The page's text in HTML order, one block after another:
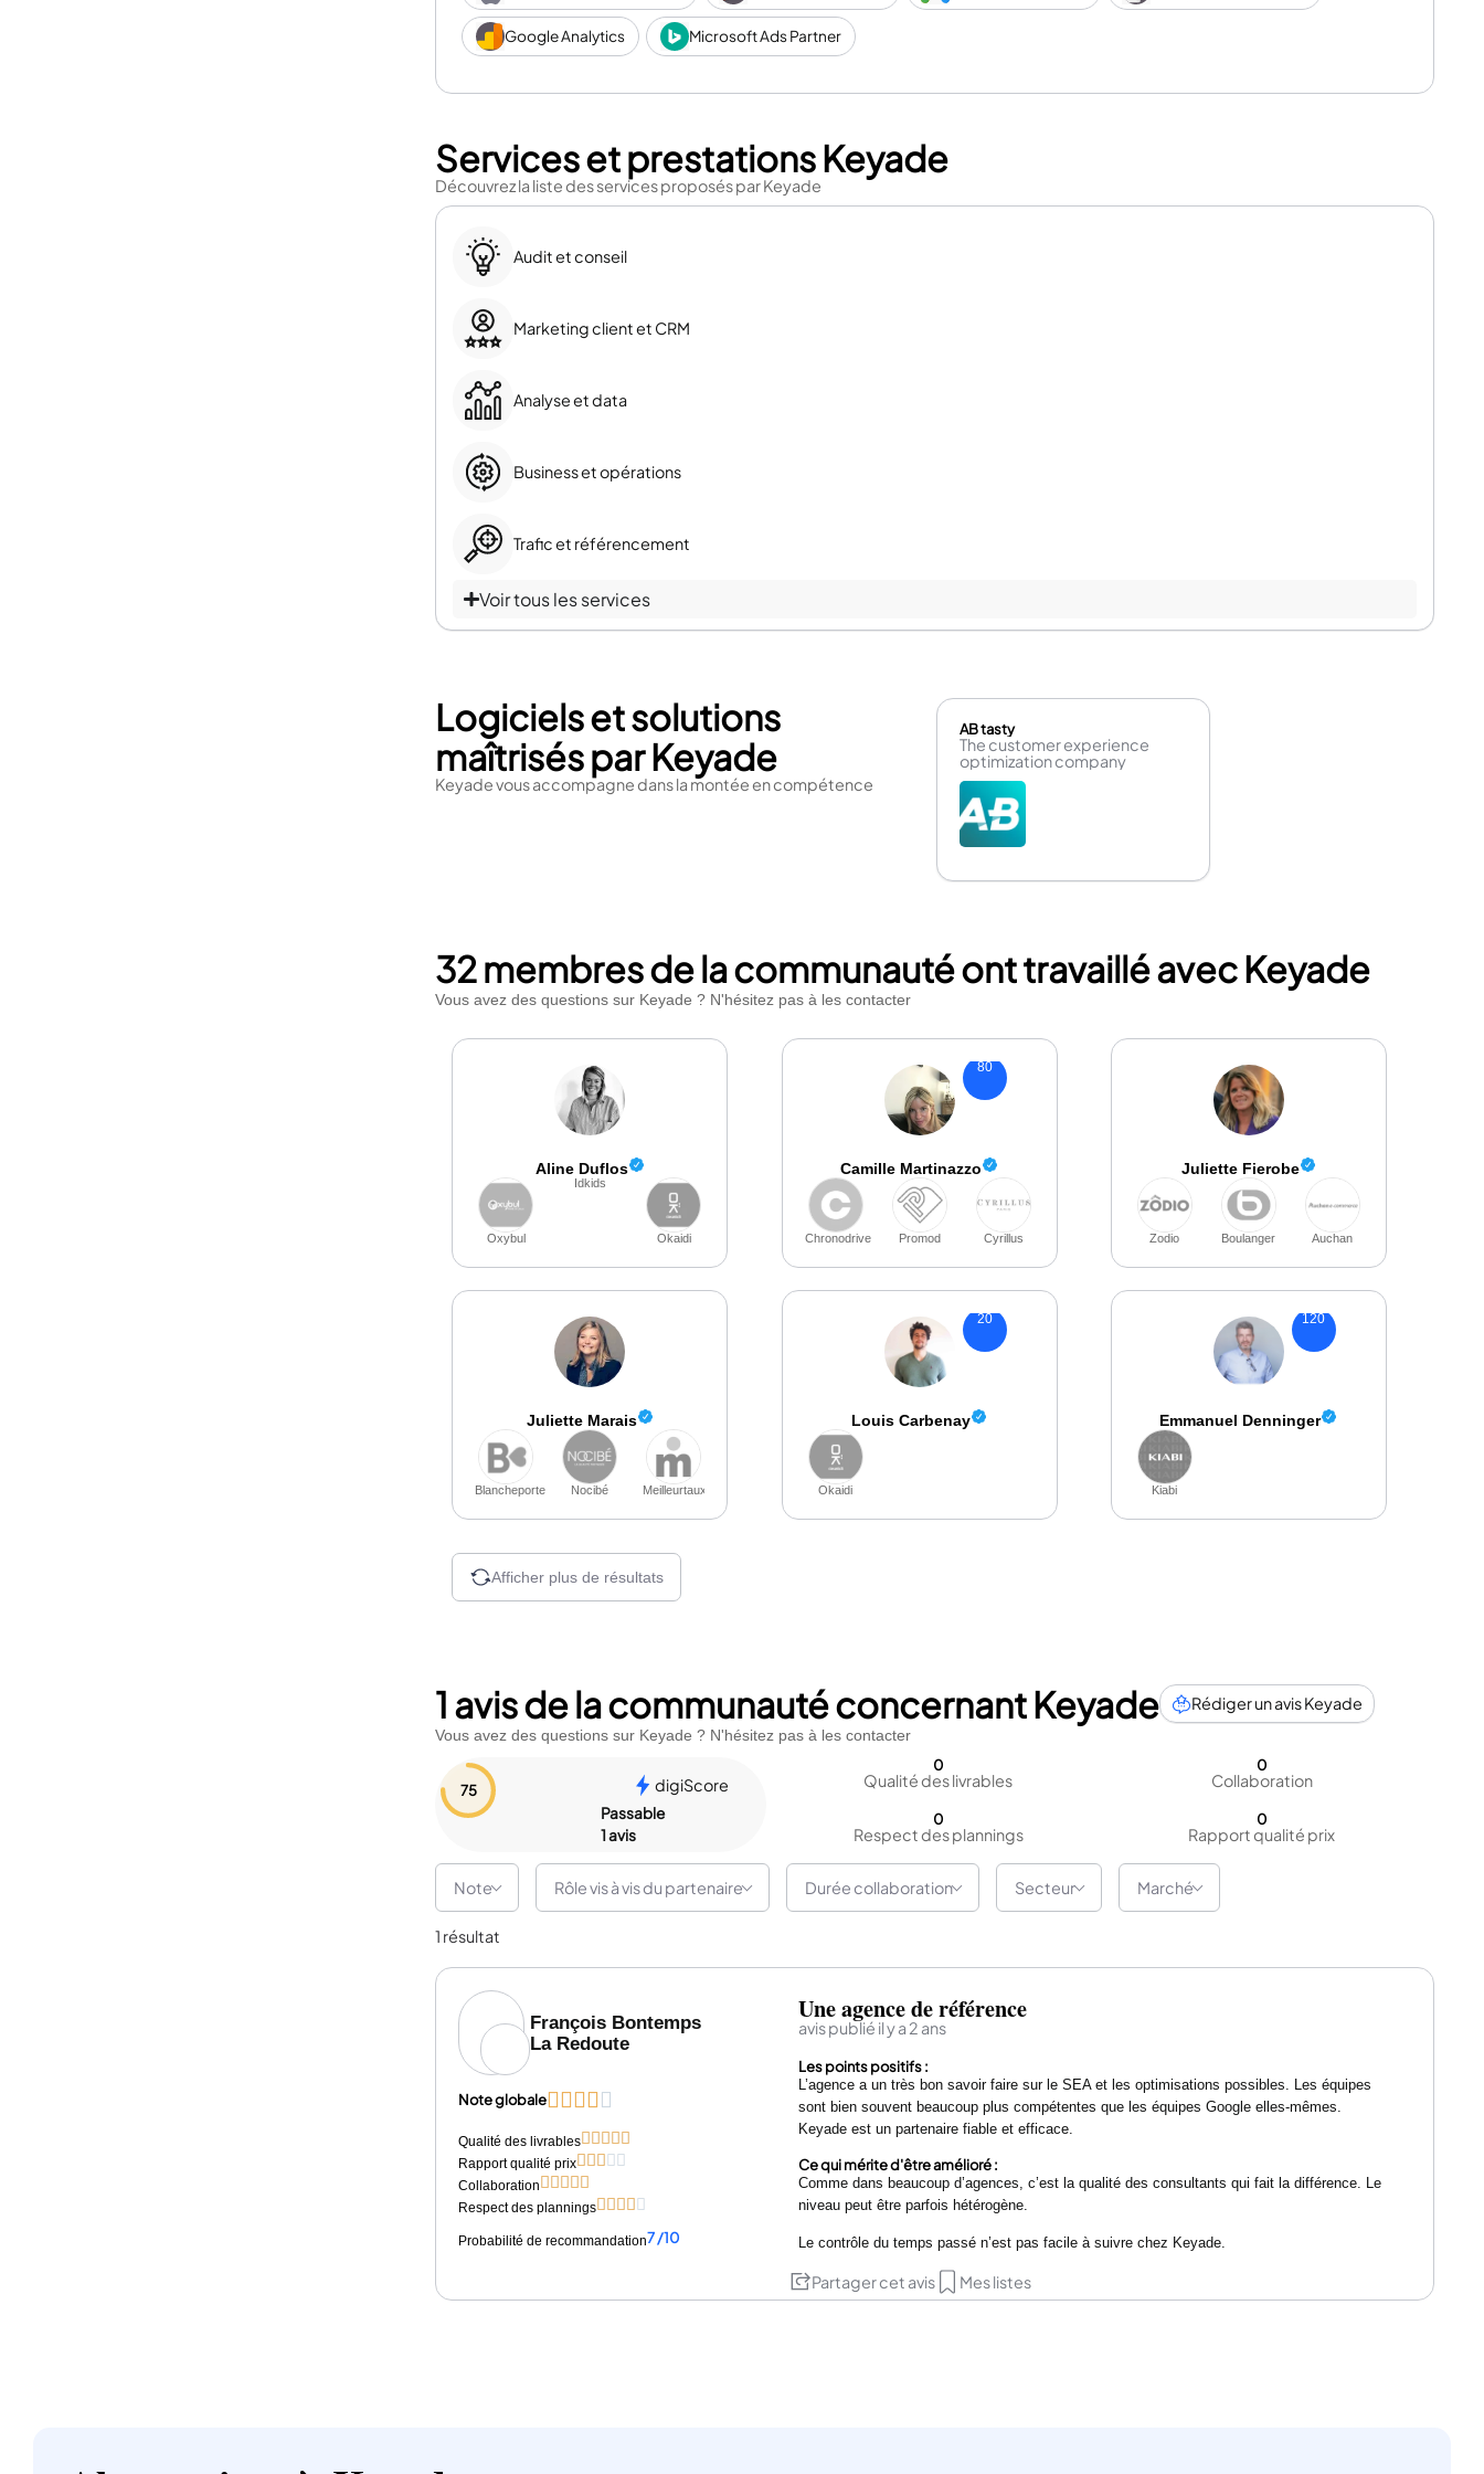
Achat programmatique
Content Marketing –Outbrain, Taboola…
Comparateurs de prix
Synchronisation digital & TV–TVTY…
VOL–YouTube, Teads…
Google Analytics Microsoft Ads Partner
Services et prestations Keyade
Découvrez la liste des services proposés par Keyade
Audit et conseil
Marketing client et CRM
Analyse et data
Business et opérations
Trafic et référencement
Voir tous les services
Logiciels et solutions
maîtrisés par Keyade
Keyade vous accompagne dans la montée en compétence
AB tasty
The customer experience
optimization company
32 membres de la communauté ont travaillé avec Keyade
Vous avez des questions sur Keyade ? N'hésitez pas à les contacter
Aline Duflos
Oxybul
Idkids
Okaidi
80
Camille Martinazzo
Chronodrive Promod Cyrillus
Juliette Fierobe
Zodio Boulanger Auchan
Juliette Marais
Blancheporte Nocibé Meilleurtaux.com
20
Louis Carbenay
Okaidi
120
Emmanuel Denninger
Kiabi
Afficher plus de résultats
1 avis de la communauté concernant Keyade Rédiger un avis Keyade
Vous avez des questions sur Keyade ? N'hésitez pas à les contacter
75 digiScore
Passable
1 avis
Qualité des livrables
0
Collaboration
0
Respect des plannings
0
Rapport qualité prix
0
Note Rôle vis à vis du partenaire Durée collaboration Secteur Marché
1 résultat
François Bontemps
La Redoute
Note globale
Qualité des livrables    
Rapport qualité prix    
Collaboration     
Respect des plannings    
Probabilité de recommandation7 /10
Une agence de référence
avis publié il y a 2 ans
Les points positifs :
L’agence a un très bon savoir faire sur le SEA et les optimisations possibles. Les équipes
sont bien souvent beaucoup plus compétentes que les équipes Google elles-mêmes.
Keyade est un partenaire fiable et efficace.
Ce qui mérite d'être amélioré :
Comme dans beaucoup d’agences, c’est la qualité des consultants qui fait la différence. Le
niveau peut être parfois hétérogène.
Le contrôle du temps passé n’est pas facile à suivre chez Keyade.
Partager cet avis Mes listes